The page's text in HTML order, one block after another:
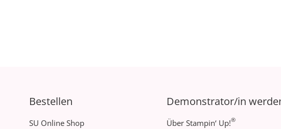
Bestellen
SU Online Shop
Demonstrator/in
Über Stampin‘ Up!®